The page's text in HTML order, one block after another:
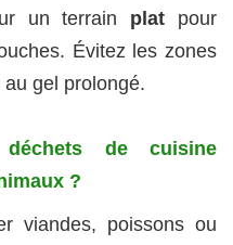
un terrain plat pour
Évitez les zones
gel prolongé.
de cuisine
?
viandes, poissons ou